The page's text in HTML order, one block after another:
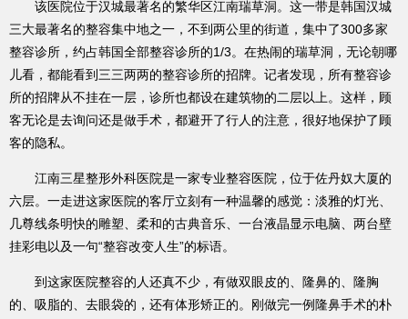
该医院位于汉城最著名的繁华区江南瑞草洞。这一带是韩国汉城
三大最著名的整容集中地之一，不到两公里的街道，集中了300多家
整容诊所，约占韩国全部整容诊所的1/3。在热闹的瑞草洞，无论朝哪
儿看，都能看到三三两两的整容诊所的招牌。记者发现，所有整容诊
所的招牌从不挂在一层，诊所也都设在建筑物的二层以上。这样，顾
客无论是去询问还是做手术，都避开了行人的注意，很好地保护了顾
客的隐私。
江南三星整形外科医院是一家专业整容医院，位于佐丹奴大厦的
六层。一走进这家医院的客厅立刻有一种温馨的感觉：淡雅的灯光、
几尊线条明快的雕塑、柔和的古典音乐、一台液晶显示电脑、两台壁
挂彩电以及一句“整容改变人生”的标语。
到这家医院整容的人还真不少，有做双眼皮的、隆鼻的、隆胸
的、吸脂的、去眼袋的，还有体形矫正的。刚做完一例隆鼻手术的朴